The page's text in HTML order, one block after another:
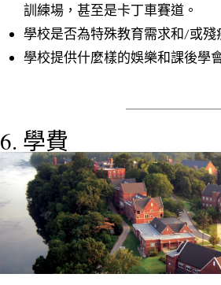
訓練場，甚至是卡丁車賽道。
學校是否為特殊教育需求和/或殘
學校提供什麼樣的娛樂和課後學
6. 學費